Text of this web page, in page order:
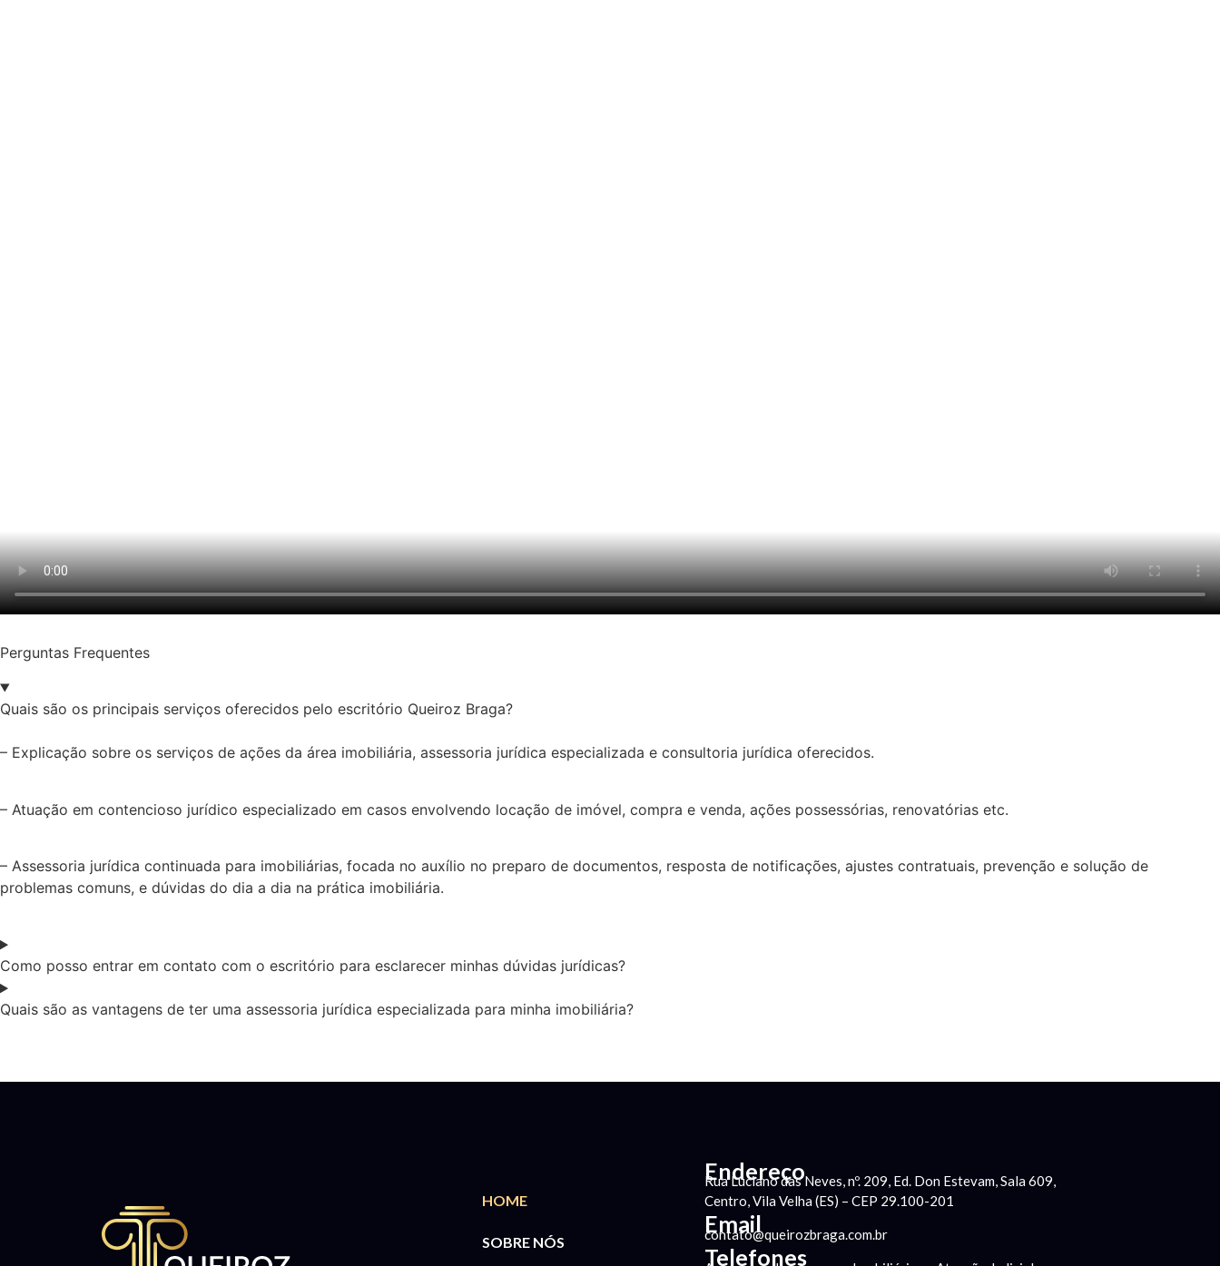
Perguntas Frequentes
Quais são os principais serviços oferecidos pelo escritório Queiroz Braga?
– Explicação sobre os serviços de ações da área imobiliária, assessoria jurídica especializada e consultoria jurídica oferecidos.
– Atuação em contencioso jurídico especializado em casos envolvendo locação de imóvel, compra e venda, ações possessórias, renovatórias etc.
– Assessoria jurídica continuada para imobiliárias, focada no auxílio no preparo de documentos, resposta de notificações, ajustes contratuais, prevenção e solução de
problemas comuns, e dúvidas do dia a dia na prática imobiliária.
Como posso entrar em contato com o escritório para esclarecer minhas dúvidas jurídicas?
Quais são as vantagens de ter uma assessoria jurídica especializada para minha imobiliária?
HOME
SOBRE NÓS
Endereço
Rua Luciano das Neves, nº. 209, Ed. Don Estevam, Sala 609,
Centro, Vila Velha (ES) – CEP 29.100-201
Email
contato@queirozbraga.com.br
Telefones